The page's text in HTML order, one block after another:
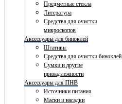
Предметные стекла
Литература
Средства для очистки
микроскопов
Аксессуары для биноклей
Штативы
Средства для очистки биноклей
Сумки и другие
принадлежности
Аксессуары для ПНВ
Источники питания
Маски и насадки